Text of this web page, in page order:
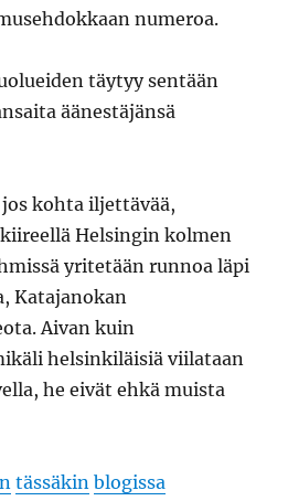
numeroa.
täytyy sentään
äänestäjänsä
kohta iljettävää,
Helsingin kolmen
yritetään runnoa läpi
Katajanokan
Aivan kuin
helsinkiläisiä viilataan
he eivät ehkä muista
tässäkin blogissa